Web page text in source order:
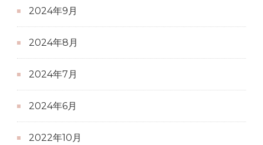
2024年9月
2024年8月
2024年7月
2024年6月
2022年10月